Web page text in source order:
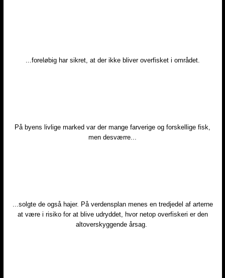
​...foreløbig har sikret, at der ikke bliver overfisket i området.
På byens livlige marked var der mange farverige og forskellige fisk,
men desværre...​
...solgte de også hajer. ​På verdensplan menes en tredjedel af arterne
at være i risiko for at blive udryddet, hvor netop overfiskeri er den
altoverskyggende årsag.